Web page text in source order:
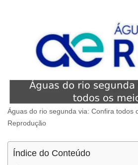
Águas do rio segunda via: Confira todos
Reprodução
Índice do Conteúdo